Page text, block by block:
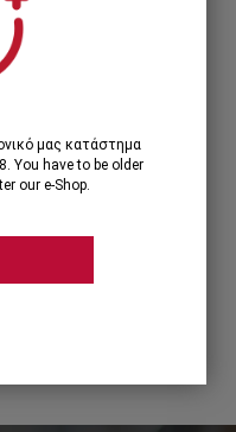
...
μας κατάστημα
You have to be older
our e-Shop.